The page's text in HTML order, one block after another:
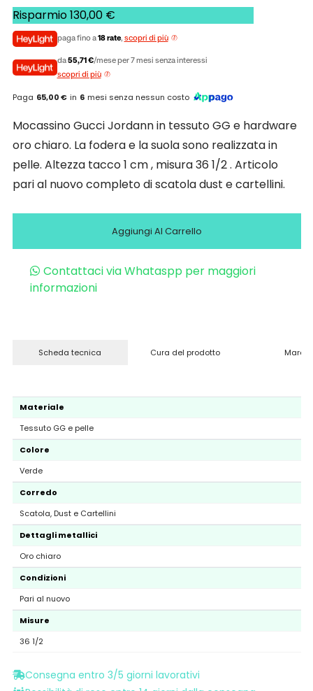
Risparmio130,00 €
paga fino a18 rate, scopri di più
da55,71 €/mese per 7 mesi senza interessi
scopri di più
Paga 65,00 € in 6 mesi senza nessun costo
Mocassino Gucci Jordann in tessuto GG e hardware
oro chiaro. La fodera e la suola sono realizzata in
pelle. Altezza tacco 1 cm , misura 36 1/2 . Articolo
pari al nuovo completo di scatola dust e cartellini.
Aggiungi Al Carrello
Contattaci via Whataspp per maggiori
informazioni
Scheda tecnica Cura del prodotto
Materiale
Tessuto GG e pelle
Colore
Verde
Corredo
Scatola, Dust e Cartellini
Dettagli metallici
Oro chiaro
Condizioni
Pari al nuovo
Misure
36 1/2
Consegna entro 3/5 giorni lavorativi